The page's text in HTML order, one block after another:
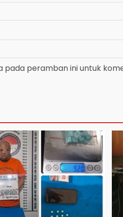
pada peramban ini untuk